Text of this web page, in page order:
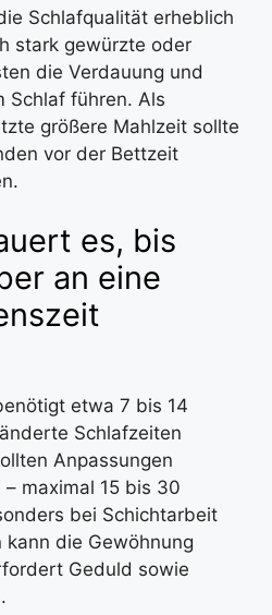
Schlafqualität erheblich
stark gewürzte oder
die Verdauung und
Schlaf führen. Als
größere Mahlzeit sollte
vor der Bettzeit
es, bis
an eine
etwa 7 bis 14
Schlafzeiten
Anpassungen
maximal 15 bis 30
bei Schichtarbeit
kann die Gewöhnung
Geduld sowie